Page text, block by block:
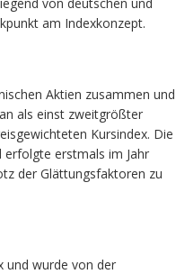
am Indexkonzept.
Aktien zusammen und
als einst zweitgrößter
Kursindex. Die
erfolgte erstmals im Jahr
der Glättungsfaktoren zu
und wurde von der